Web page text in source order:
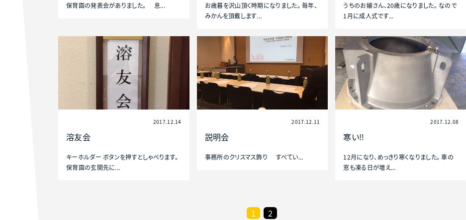
保育園の発表会がありました。 息...
お歳暮を沢山頂く時期になりました。 毎年、
みかんを頂戴します...
うちのお嬢さん、20歳になりました。 なので
1月に成人式です...
溶友会
2017.12.14
キーホルダー ボタンを押すとしゃべります。
保育園の玄関先に...
説明会
2017.12.11
事務所のクリスマス飾り すべてい...
寒い‼︎
2017.12.08
12月になり、めっきり寒くなりました。 車の
窓も凍る日が増え...
1 2